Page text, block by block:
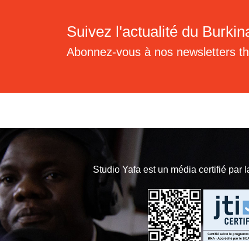
Suivez l'actualité du
Abonnez-vous à nos newsletters
Studio Yafa est un média certifié par